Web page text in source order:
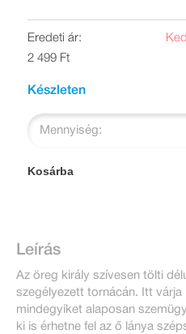
Eredeti ár:
2 499 Ft
Készleten
Mennyiség:
Kosárba
Leírás
Az öreg király szívesen tölti
szegélyezett tornácán. Itt
mindegyiket alaposan
ki is érhetne fel az ő lánya